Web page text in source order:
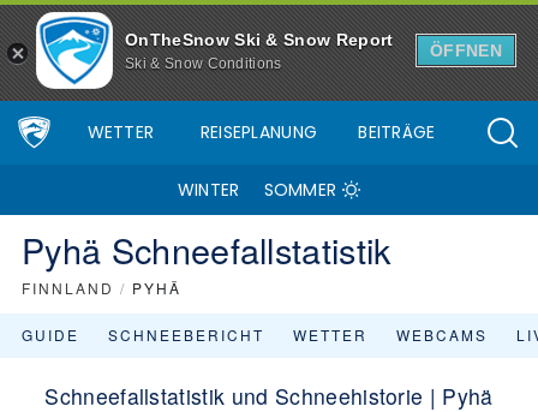
OnTheSnow Ski & Snow Report
Ski & Snow Conditions
ÖFFNEN
WETTER REISEPLANUNG BEITRÄGE
WINTER SOMMER
Pyhä Schneefallstatistik
FINNLAND / PYHÄ
GUIDE SCHNEEBERICHT WETTER WEBCAMS
Schneefallstatistik und Schneehistorie | Pyhä